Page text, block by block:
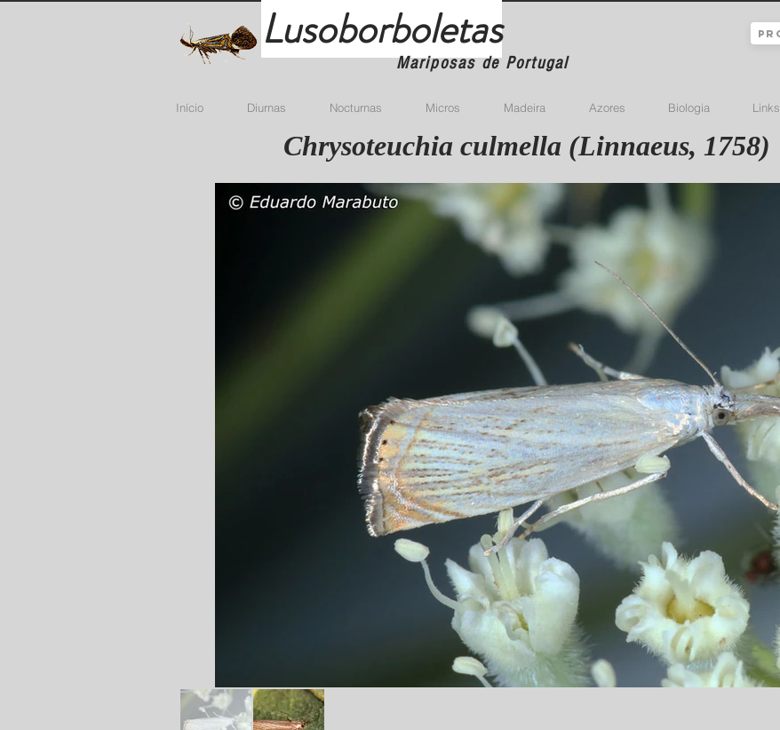
Lusoborboletas
Mariposas de Portugal
Início Diurnas Nocturnas Micros Madeira Azores Biologia Links
Chrysoteuchia culmella (Linnaeus, 1758)